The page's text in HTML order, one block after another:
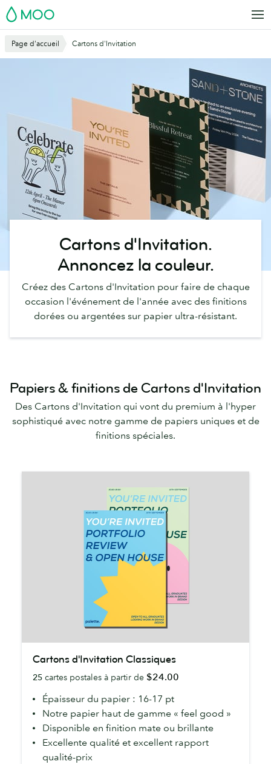
Aller
au
principal
MOO
Page d'accueil Cartons d'Invitation
Cartons d'Invitation.
Annoncez la couleur.
Créez des Cartons d'Invitation pour faire de chaque
occasion l'événement de l'année avec des finitions
dorées ou argentées sur papier ultra-résistant.
Papiers & finitions de Cartons d'Invitation
Des Cartons d'Invitation qui vont du premium à l'hyper
sophistiqué avec notre gamme de papiers uniques et de
finitions spéciales.
d'Invitation
Classiques
Cartons d'Invitation Classiques
25 cartes postales à partir de $24.00
Épaisseur du papier : 16-17 pt
Notre papier haut de gamme « feel good »
Disponible en finition mate ou brillante
Excellente qualité et excellent rapport
qualité-prix